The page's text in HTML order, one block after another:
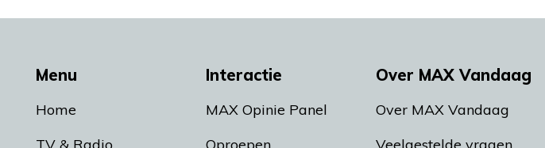
Menu
Home
TV & Radio
Interactie
MAX Opinie Panel
Oproepen
Over MAX Vandaag
Over MAX Vandaag
Veelgestelde vragen